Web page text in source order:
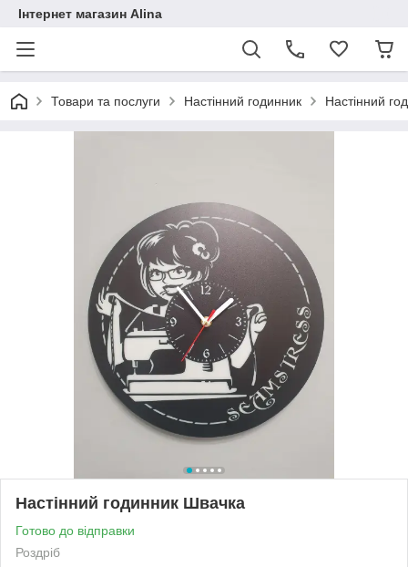
Інтернет магазин Alina
Товари та послуги Настінний годинник Настінний
Настінний годинник Швачка
Готово до відправки
Роздріб